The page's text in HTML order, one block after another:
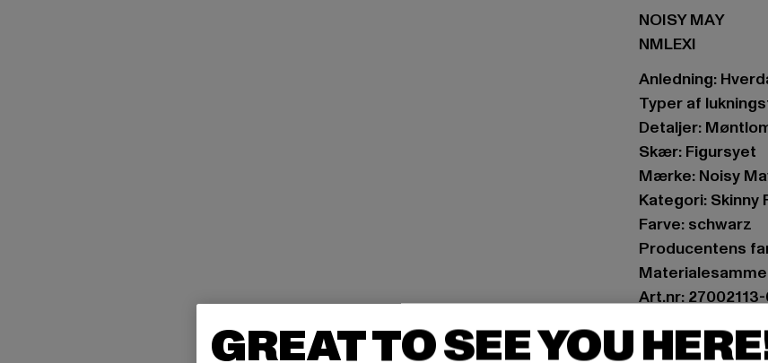
NOISY MAY
NMLEXI
Anledning:
Typer af
Detaljer:
Skær: Figursyet
Mærke: Noisy
Kategori: Skinny
Farve: schwarz
Producentens
Art.nr:
Producent:
GREAT TO SEE YOU